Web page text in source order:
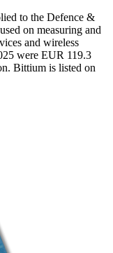
to the Defence &
on measuring and
and wireless
were EUR 119.3
Bittium is listed on